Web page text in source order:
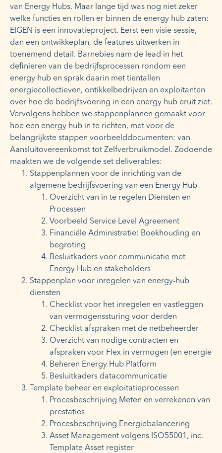
van Energy Hubs. Maar lange tijd was nog niet zeker
welke functies en rollen er binnen de energy hub zaten:
EIGEN is een innovatieproject. Eerst een visie sessie,
dan een ontwikkeplan, de features uitwerken in
toenemend detail. Barnebies nam de lead in het
definieren van de bedrijfsprocessen rondom een
energy hub en sprak daarin met tientallen
energiecollectieven, ontikkelbedrijven en exploitanten
over hoe de bedrijfsvoering in een energy hub eruit ziet.
Vervolgens hebben we stappenplannen gemaakt voor
hoe een energy hub in te richten, met voor de
belangrijkste stappen voorbeelddocumenten: van
Aansluitovereenkomst tot Zelfverbruikmodel. Zodoende
maakten we de volgende set deliverables:
Stappenplannen voor de inrichting van de
algemene bedrijfsvoering van een Energy Hub
Overzicht van in te regelen Diensten en
Processen
Voorbeeld Service Level Agreement
Financiële Administratie: Boekhouding en
begroting
Besluitkaders voor communicatie met
Energy Hub en stakeholders
Stappenplan voor inregelen van energy-hub
diensten
Checklist voor het inregelen en vastleggen
van vermogenssturing voor derden
Checklist afspraken met de netbeheerder
Overzicht van nodige contracten en
afspraken voor Flex in vermogen (en energie
Beheren Energy Hub Platform
Besluitkaders datacommunicatie
Template beheer en exploitatieprocessen
Procesbeschrijving Meten en verrekenen van
prestaties
Procesbeschrijving Energiebalancering
Asset Management volgens ISO55001, inc.
Template Asset register